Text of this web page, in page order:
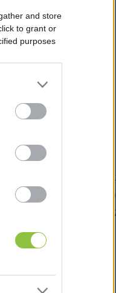
and store
to grant or
purposes
a külföldi üdülés
múzeumi
ára 3,1